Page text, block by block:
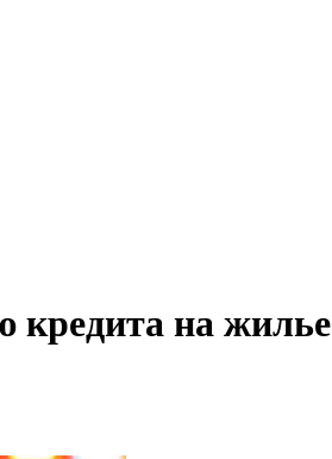
кредита на жилье